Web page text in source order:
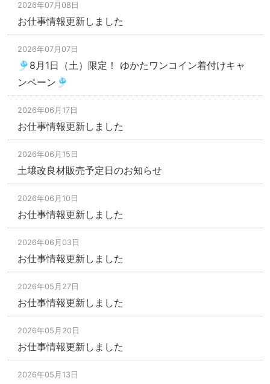
2026年07月08日
お仕事情報更新しました
2026年07月07日
🎐8月1日（土）限定！ ゆかたワンコイン着付けキャ
ンペーン🎐
2026年06月17日
お仕事情報更新しました
2026年06月15日
土壌改良材販売予定日のお知らせ
2026年06月10日
お仕事情報更新しました
2026年06月03日
お仕事情報更新しました
2026年05月27日
お仕事情報更新しました
2026年05月20日
お仕事情報更新しました
2026年05月13日